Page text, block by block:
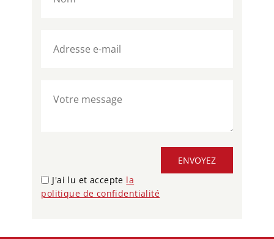
ENVOYEZ
J'ai lu et accepte la
politique de confidentialité